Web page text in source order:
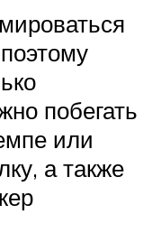
побегать
или
а также